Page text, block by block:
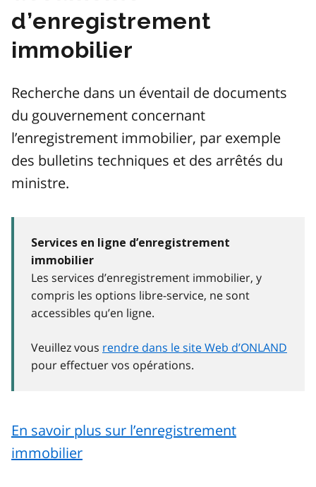
d’enregistrement
immobilier
Recherche dans un éventail de documents
du gouvernement concernant
l’enregistrement immobilier, par exemple
des bulletins techniques et des arrêtés du
ministre.
Services en ligne d’enregistrement
immobilier
Les services d’enregistrement immobilier, y
compris les options libre-service, ne sont
accessibles qu’en ligne.
Veuillez vous rendre dans le site Web d’ONLAND
pour effectuer vos opérations.
En savoir plus sur l’enregistrement
immobilier